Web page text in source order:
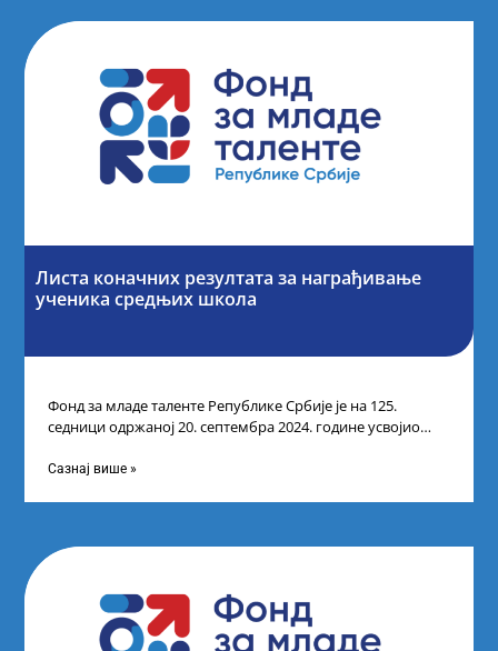
Листа коначних резултата за награђивање
ученика средњих школа
Фонд за младе таленте Републике Србије је на 125.
седници одржаној 20. септембра 2024. године усвојио
Сазнај више »